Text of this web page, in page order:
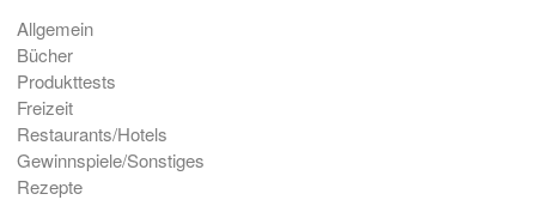
Allgemein
Bücher
Produkttests
Freizeit
Restaurants/Hotels
Gewinnspiele/Sonstiges
Rezepte